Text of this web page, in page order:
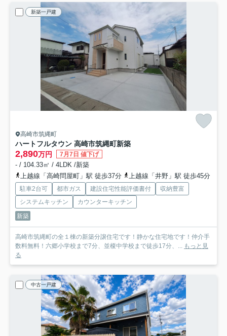
新築一戸建
高崎市筑縄町
ハートフルタウン 高崎市筑縄町新築
2,890万円 7月7日 値下げ
- / 104.33㎡ / 4LDK /新築
上越線「高崎問屋町」駅 徒歩37分
上越線「井野」駅 徒歩45分
駐車2台可 都市ガス 建設住宅性能評価書付
収納豊富
システムキッチン
カウンターキッチン
新築
高崎市筑縄町の全１棟の新築分譲住宅です！静かな住宅地です！仲介手
数料無料！六郷小学校まで7分、並榎中学校まで徒歩17分、... もっと見
る
中古一戸建